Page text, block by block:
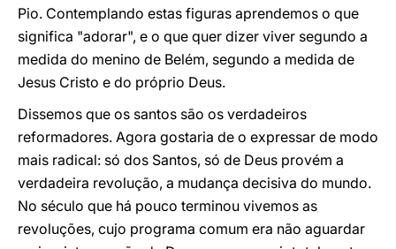
Pio. Contemplando estas figuras aprendemos o que
significa "adorar", e o que quer dizer viver segundo a
medida do menino de Belém, segundo a medida de
Jesus Cristo e do próprio Deus.
Dissemos que os santos são os verdadeiros
reformadores. Agora gostaria de o expressar de modo
mais radical: só dos Santos, só de Deus provém a
verdadeira revolução, a mudança decisiva do mundo.
No século que há pouco terminou vivemos as
revoluções, cujo programa comum era não aguardar